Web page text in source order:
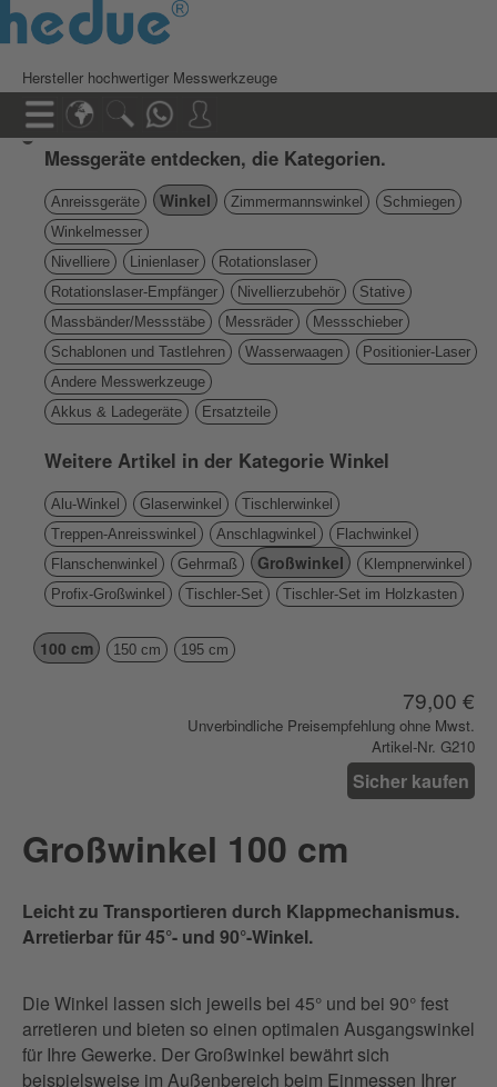
Hersteller hochwertiger Messwerkzeuge
Messgeräte entdecken, die Kategorien.
Anreissgeräte Winkel Zimmermannswinkel
Schmiegen
Winkelmesser
Nivelliere
Linienlaser
Rotationslaser
Rotationslaser-Empfänger
Nivellierzubehör
Stative
Massbänder/Messstäbe
Messräder
Messschieber
Schablonen und Tastlehren
Wasserwaagen
Positionier-Laser
Andere Messwerkzeuge
Akkus & Ladegeräte
Ersatzteile
Weitere Artikel in der Kategorie Winkel
Alu-Winkel Glaserwinkel
Tischlerwinkel
Treppen-Anreisswinkel
Anschlagwinkel
Flachwinkel
Flanschenwinkel
Gehrmaß Großwinkel
Klempnerwinkel
Profix-Großwinkel
Tischler-Set Tischler-Set im Holzkasten
100 cm 150 cm 195 cm
79,00 €
Unverbindliche Preisempfehlung ohne Mwst.
Artikel-Nr. G210
Sicher kaufen
Großwinkel 100 cm
Leicht zu Transportieren durch Klappmechanismus.
Arretierbar für 45°- und 90°-Winkel.
Die Winkel lassen sich jeweils bei 45° und bei 90° fest
arretieren und bieten so einen optimalen Ausgangswinkel
für Ihre Gewerke. Der Großwinkel bewährt sich
beispielsweise im Außenbereich beim Einmessen Ihrer